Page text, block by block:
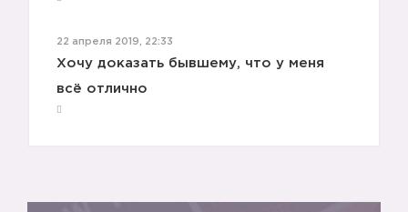
22 апреля 2019, 22:33
Хочу доказать бывшему, что у меня
всё отлично